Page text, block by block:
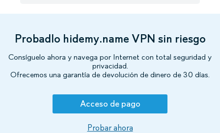
Probadlo hidemy.name VPN sin riesgo
Consíguelo ahora y navega por Internet con total seguridad y
privacidad.
Ofrecemos una garantía de devolución de dinero de 30 días.
Acceso de pago
Probar ahora